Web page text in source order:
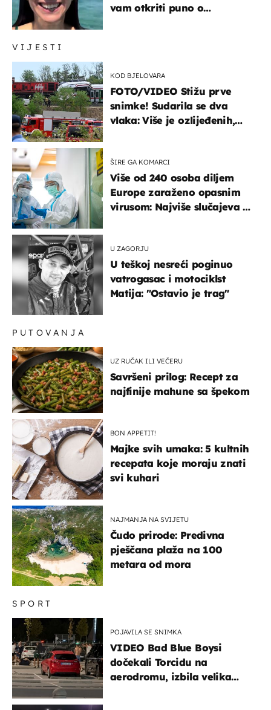
VIJESTI
KOD BJELOVARA
FOTO/VIDEO Stižu prve
snimke! Sudarila se dva
vlaka: Više je ozlijeđenih,
ŠIRE GA KOMARCI
Više od 240 osoba diljem
Europe zaraženo opasnim
virusom: Najviše slučajeva u
U ZAGORJU
U teškoj nesreći poginuo
vatrogasac i motociklst
Matija: "Ostavio je trag"
vam otkriti puno o
SPORT
POJAVILA SE SNIMKA
VIDEO Bad Blue Boysi
dočekali Torcidu na
aerodromu, izbila velika
PUTOVANJA
UZ RUČAK ILI VEČERU
Savršeni prilog: Recept za
najfinije mahune sa špekom
BON APPETIT!
Majke svih umaka: 5 kultnih
recepata koje moraju znati
svi kuhari
NAJMANJA NA SVIJETU
Čudo prirode: Predivna
pješčana plaža na 100
metara od mora